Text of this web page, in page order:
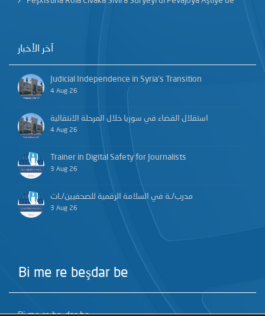
آخر الأخبار
Judicial Independence in Syria’s Transition
4 Aug 26
استقلال القضاء في سوريا خلال المرحلة الانتقالية
4 Aug 26
Trainer in Digital Safety for Journalists
3 Aug 26
مدرب/ـة في السلامة الرقمية للصحفيين/ـات
3 Aug 26
Bi me re beşdar be